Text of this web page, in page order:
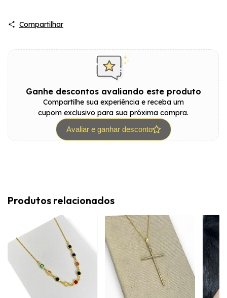
Compartilhar
Ganhe descontos avaliando este produto
Compartilhe sua experiência e receba um
cupom exclusivo para sua próxima compra.
Avaliar e ganhar desconto
Produtos relacionados